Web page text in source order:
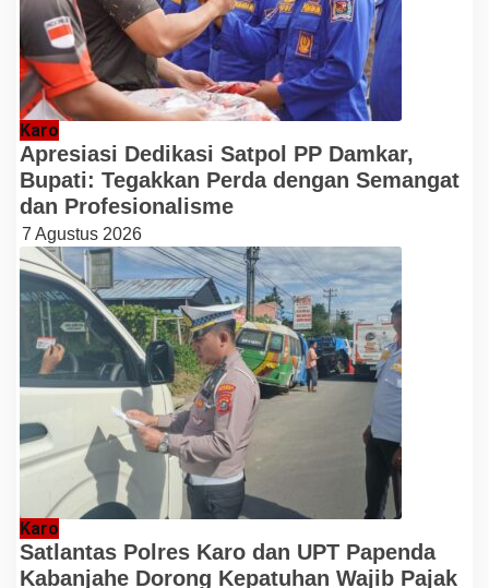
Karo
Apresiasi Dedikasi Satpol PP Damkar,
Bupati: Tegakkan Perda dengan Semangat
dan Profesionalisme
7 Agustus 2026
Karo
Satlantas Polres Karo dan UPT Papenda
Kabanjahe Dorong Kepatuhan Wajib Pajak